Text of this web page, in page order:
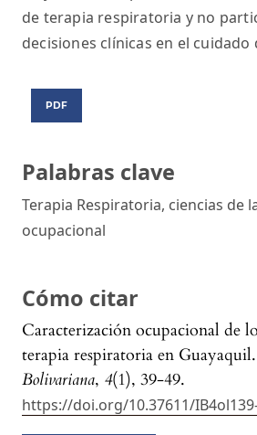
Palabras clave
Terapia Respiratoria, ciencias de
ocupacional
Cómo citar
Caracterización ocupacional de
terapia respiratoria en
Bolivariana, 4(1), 39-49.
https://doi.org/10.37611/
de terapia respiratoria y no
decisiones clínicas en el cuidado
PDF